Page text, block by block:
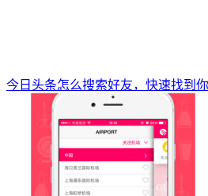
今日头条怎么搜索好友，快速找到你